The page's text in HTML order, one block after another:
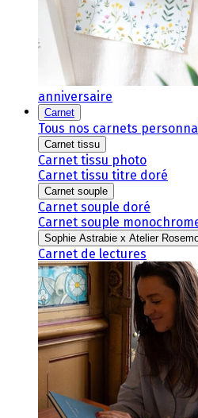
anniversaire
Carnet
Tous nos carnets
Carnet tissu
Carnet tissu photo
Carnet tissu titre doré
Carnet souple
Carnet souple doré
Carnet souple
Sophie Astrabie x Atelier
Carnet de lectures